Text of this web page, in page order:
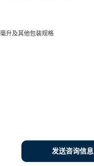
升及其他包装规格
发送咨询信息